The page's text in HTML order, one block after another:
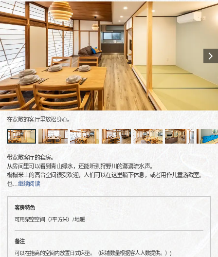
在宽敞的客厅里放松身心。
带宽敞客厅的套房。
从房间里可以看到青山绿水，还能听到狩野川的潺潺流水声。
榻榻米上的高台空间很受欢迎，人们可以在这里躺下休息，或者用作儿童游戏室。
也…继续阅读
客房特色
可用架空空间（7平方米）/ 地暖
备注
可以在抬高的空间内放置日式床垫。（床铺数量根据客人人数提供。）)